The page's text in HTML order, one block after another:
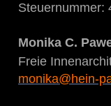
Steuernummer:
Freie
monika@hein-